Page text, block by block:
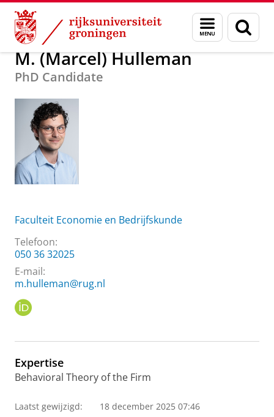
Skip
Content
Skip
Navigation
Menu
en
zoeken
Over ons M. (Marcel) Hulleman
M. (Marcel) Hulleman
PhD Candidate
Faculteit Economie en Bedrijfskunde
Telefoon:
050 36 32025
E-mail:
m.hulleman@rug.nl
I
Expertise
Behavioral Theory of the Firm
Laatst gewijzigd: 18 december 2025 07:46